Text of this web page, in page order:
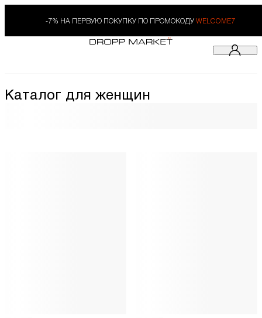
-7% НА ПЕРВУЮ ПОКУПКУ ПО ПРОМОКОДУ WELCOME7
Каталог для женщин